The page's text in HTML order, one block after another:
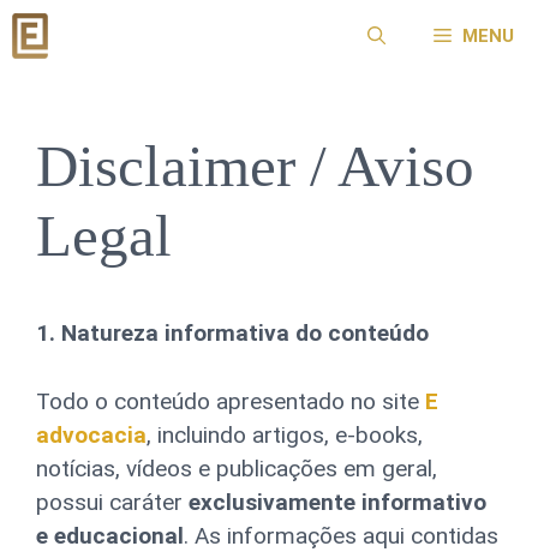
Pular
para
MENU
Disclaimer / Aviso
Legal
1. Natureza informativa do conteúdo
Todo o conteúdo apresentado no site E
advocacia, incluindo artigos, e-books,
notícias, vídeos e publicações em geral,
possui caráter exclusivamente informativo
e educacional. As informações aqui contidas